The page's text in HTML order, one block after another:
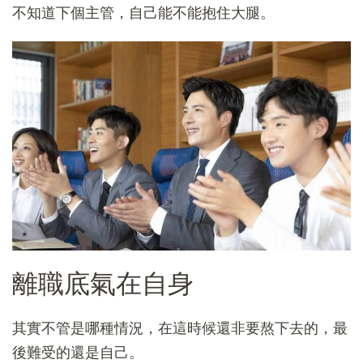
不知道下個主管，自己能不能抱住大腿。
離職底氣在自身
其實不管是哪種情況，在這時候還非要熬下去的，最
後難受的還是自己。